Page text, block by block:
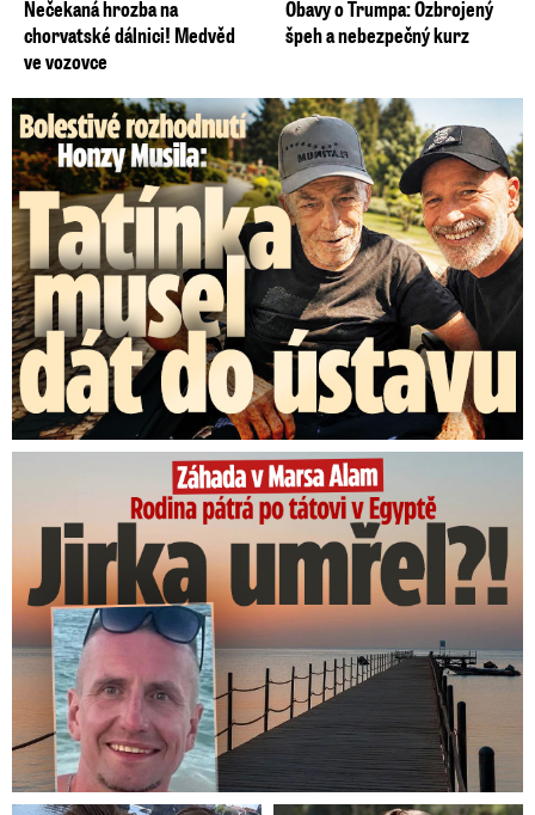
Nečekaná hrozba na
chorvatské dálnici! Medvěd
ve vozovce
Obavy o Trumpa: Ozbrojený
špeh a nebezpečný kurz
Bolestivé rozhodnutí Honzy Musila: Tátu musel dát do ústavu
Rodina pátrá po tátovi v Egyptě: Jirka umřel?!